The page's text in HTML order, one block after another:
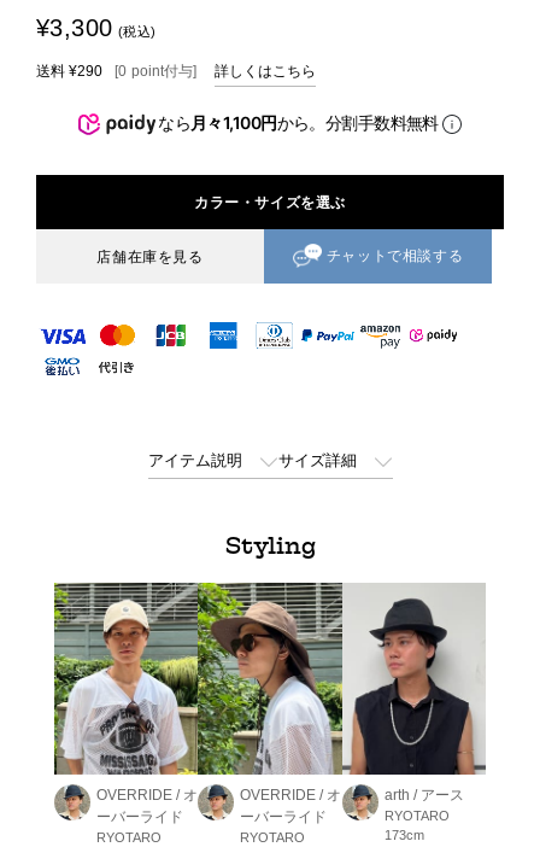
¥3,300 (税込)
送料 ¥290 [0 point付与] 詳しくはこちら
なら月々1,100円から。分割手数料無料
カラー・サイズを選ぶ
店舗在庫を見る チャットで相談する
アイテム説明 サイズ詳細
Styling
OVERRIDE / オ
ーバーライド
RYOTARO
OVERRIDE / オ
ーバーライド
RYOTARO
arth / アース
RYOTARO
173cm